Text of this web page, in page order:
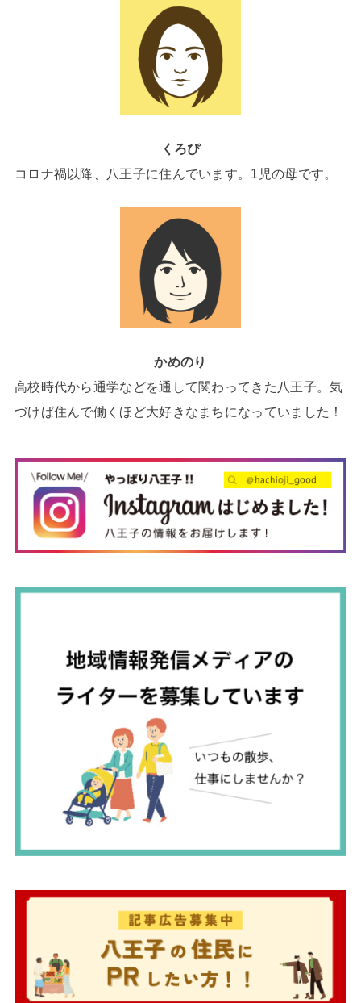
くろぴ
コロナ禍以降、八王子に住んでいます。1児の母です。
かめのり
高校時代から通学などを通して関わってきた八王子。気
づけば住んで働くほど大好きなまちになっていました！